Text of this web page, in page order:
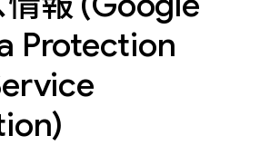
Protection